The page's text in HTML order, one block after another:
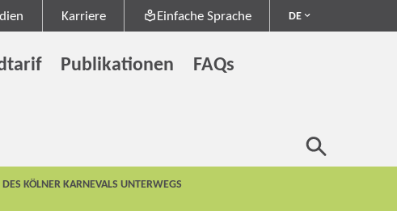
Karriere Einfache Sprache DE
Publikationen
FAQs
KÖLNER KARNEVALS UNTERWEGS